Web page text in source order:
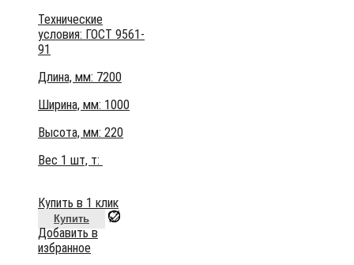
Технические
условия: ГОСТ 9561-
91
Длина, мм: 7200
Ширина, мм: 1000
Высота, мм: 220
Вес 1 шт, т:
Купить в 1 клик
Купить
Добавить в
избранное